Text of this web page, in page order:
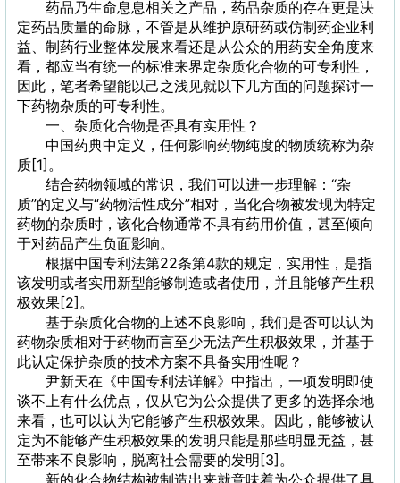
药品乃生命息息相关之产品，药品杂质的存在更是决
定药品质量的命脉，不管是从维护原研药或仿制药企业利
益、制药行业整体发展来看还是从公众的用药安全角度来
看，都应当有统一的标准来界定杂质化合物的可专利性，
因此，笔者希望能以己之浅见就以下几方面的问题探讨一
下药物杂质的可专利性。
一、杂质化合物是否具有实用性？
中国药典中定义，任何影响药物纯度的物质统称为杂
质[1]。
结合药物领域的常识，我们可以进一步理解：“杂
质”的定义与“药物活性成分”相对，当化合物被发现为特定
药物的杂质时，该化合物通常不具有药用价值，甚至倾向
于对药品产生负面影响。
根据中国专利法第22条第4款的规定，实用性，是指
该发明或者实用新型能够制造或者使用，并且能够产生积
极效果[2]。
基于杂质化合物的上述不良影响，我们是否可以认为
药物杂质相对于药物而言至少无法产生积极效果，并基于
此认定保护杂质的技术方案不具备实用性呢？
尹新天在《中国专利法详解》中指出，一项发明即使
谈不上有什么优点，仅从它为公众提供了更多的选择余地
来看，也可以认为它能够产生积极效果。因此，能够被认
定为不能够产生积极效果的发明只能是那些明显无益，甚
至带来不良影响，脱离社会需要的发明[3]。